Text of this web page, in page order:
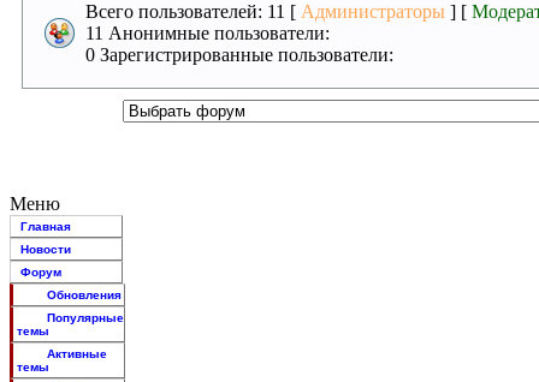
Всего пользователей: 11 [ Администраторы ] [
11 Анонимные пользователи:
0 Зарегистрированные пользователи:
Меню
Главная
Новости
Форум
Обновления
Популярные
темы
Активные
темы